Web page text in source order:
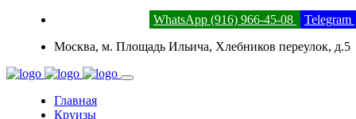
WhatsApp (916) 966-45-08 Telegram
Москва, м. Площадь Ильича, Хлебников переулок, д.5
Главная
Круизы